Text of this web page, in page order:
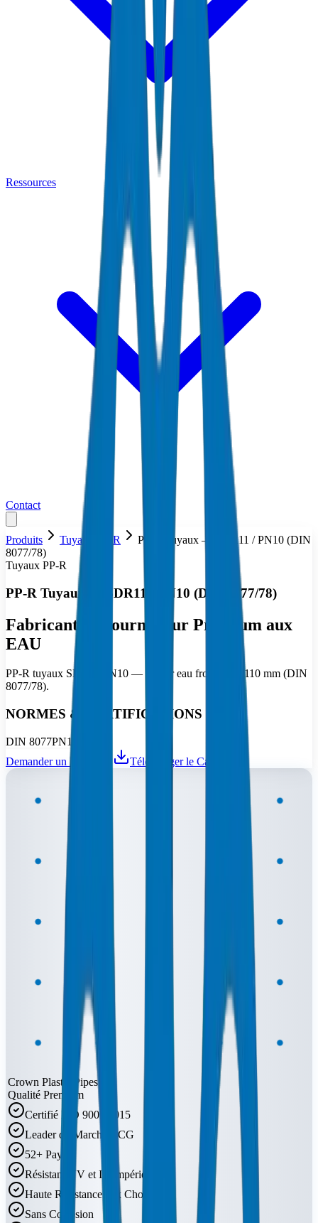
Ressources
Contact
Produits Tuyaux PP-R
PP-R Tuyaux — SDR11 / PN10 (DIN
8077/78)
Tuyaux PP-R
PP-R Tuyaux — SDR11 / PN10 (DIN 8077/78)
Fabricant & Fournisseur Premium aux
EAU
PP-R tuyaux SDR11/PN10 — 10 bar eau froide, 20–110 mm (DIN
8077/78).
NORMES & CERTIFICATIONS
DIN 8077PN10
Demander un Devis
Télécharger le Catalogue
Crown Plastic Pipes
Qualité Premium
Certifié ISO 9001:2015
Leader du Marché CCG
52+ Pays
Résistant UV et Intempéries
Haute Résistance aux Chocs
Sans Corrosion